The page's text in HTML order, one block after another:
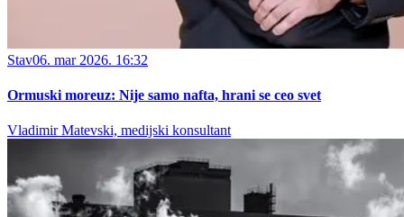
Stav06. mar 2026. 16:32
Ormuski moreuz: Nije samo nafta, hrani se ceo svet
Vladimir Matevski, medijski konsultant